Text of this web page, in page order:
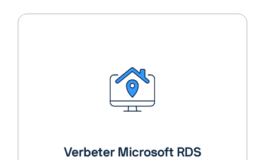
Verbeter Microsoft RDS